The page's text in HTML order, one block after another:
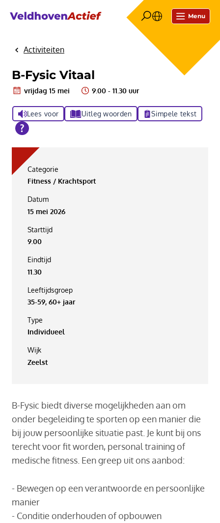
Menu
HomeActiviteiten
B-Fysic Vitaal
vrijdag 15 mei 9.00 - 11.30 uur
Lees voor Uitleg woorden Simpele tekst
Categorie
Fitness / Krachtsport
Datum
15 mei 2026
Starttijd
9.00
Eindtijd
11.30
Leeftijdsgroep
35-59, 60+ jaar
Type
Individueel
Wijk
Zeelst
B-Fysic biedt diverse mogelijkheden aan om
onder begeleiding te sporten op een manier die
bij jouw persoonlijke situatie past. Je kunt bij ons
terecht voor fit worden, personal training of
medische fitness. Een greep uit ons aanbod:
- Bewegen op een verantwoorde en persoonlijke
manier
- Conditie onderhouden of opbouwen